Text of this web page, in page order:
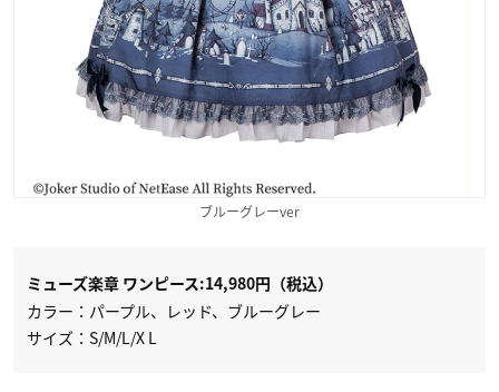
ブルーグレーver
ミューズ楽章 ワンピース:14,980円（税込）
カラー：パープル、レッド、ブルーグレー
サイズ：S/M/L/X L